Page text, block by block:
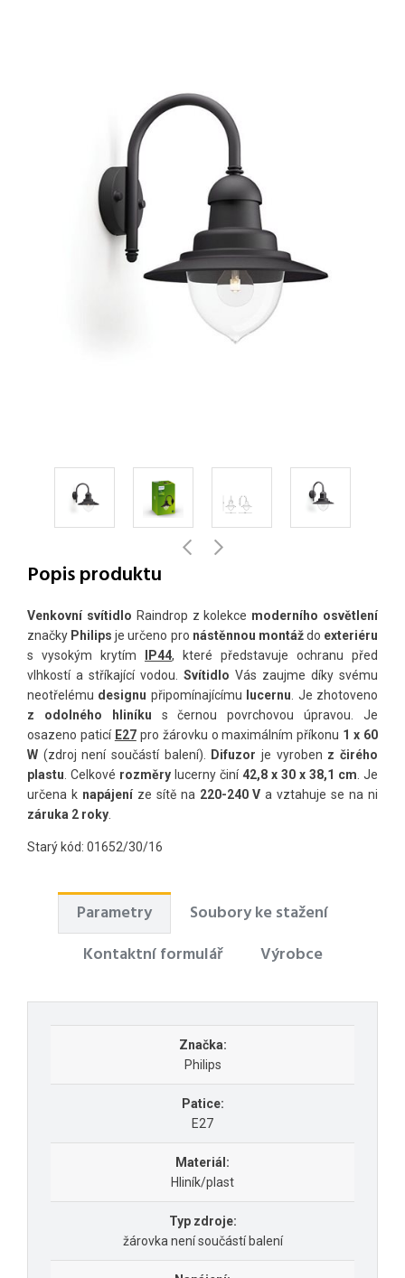
Popis produktu
Venkovní svítidlo Raindrop z kolekce moderního osvětlení
značky Philips je určeno pro nástěnnou montáždo exteriéru
s vysokým krytím
IP44, které představuje ochranu před
vlhkostí a stříkající vodou. Svítidlo Vás zaujme díky svému
neotřelému designu připomínajícímu lucernu . Je zhotoveno
z odolného hliníku s černou povrchovou úpravou. Je
osazeno paticí E27pro žárovku o maximálním příkonu 1 x 60
W (zdroj není součástí balení). Difuzor je vyroben z čirého
plastu . Celkové rozměry lucerny činí42,8 x 30 x 38,1 cm . Je
určena k napájeníze sítě na 220-240 V a vztahuje se na ni
záruka 2 roky
Starý kód: 01652/30/16
Parametry
Soubory ke stažení
Kontaktní formulář
Výrobce
Značka:
Philips
Patice:
E27
Materiál:
Hliník/plast
Typ zdroje:
žárovka není součástí balení